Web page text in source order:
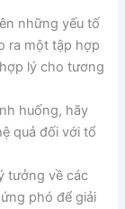
những yếu tố
ra một tập hợp
lý cho tương
huống, hãy
quả đối với tổ
tưởng về các
phó để giải